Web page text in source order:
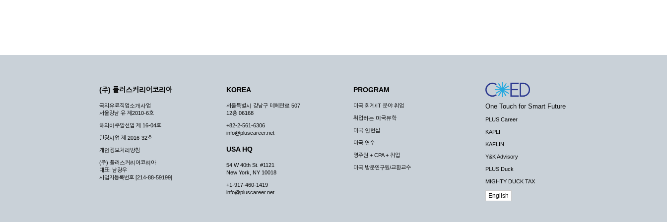
(주) 플러스커리어코리아
국외유료직업소개사업
서울강남 유 제2010-6호
해외이주알선업 제 16-04호
관광사업 제 2016-32호
개인정보처리방침
(주) 플러스커리어코리아
대표: 남광우
사업자등록번호 [214-88-59199]
KOREA
서울특별시 강남구 테헤란로 507
12층 06168
+82-2-561-6306
info@pluscareer.net
USA HQ
54 W 40th St. #1121
New York, NY 10018
+1-917-460-1419
info@pluscareer.net
PROGRAM
미국 회계/IT 분야 취업
취업하는 미국유학
미국 인턴십
미국 연수
영주권 + CPA + 취업
미국 방문연구원/교환교수
One Touch for Smart Future
PLUS Career
KAPLI
KAFLIN
Y&K Advisory
PLUS Duck
MIGHTY DUCK TAX
English